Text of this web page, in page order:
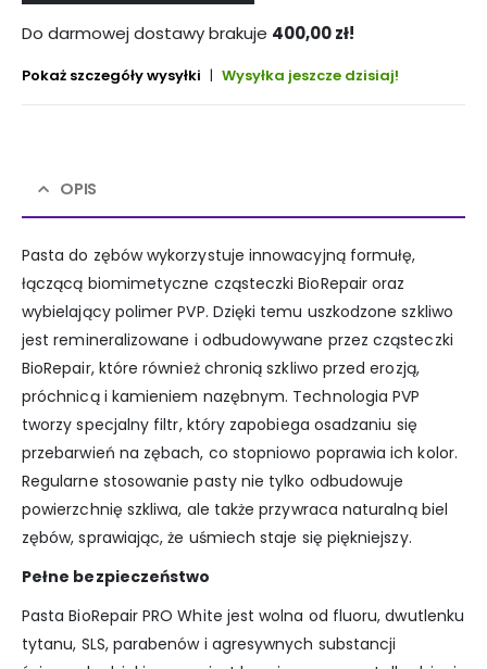
Do darmowej dostawy brakuje 400,00zł!
Pokaż szczegóły wysyłki | Wysyłka jeszcze dzisiaj!
OPIS
Pasta do zębów wykorzystuje innowacyjną formułę,
łączącą biomimetyczne cząsteczki BioRepair oraz
wybielający polimer PVP. Dzięki temu uszkodzone szkliwo
jest remineralizowane i odbudowywane przez cząsteczki
BioRepair, które również chronią szkliwo przed erozją,
próchnicą i kamieniem nazębnym. Technologia PVP
tworzy specjalny filtr, który zapobiega osadzaniu się
przebarwień na zębach, co stopniowo poprawia ich kolor.
Regularne stosowanie pasty nie tylko odbudowuje
powierzchnię szkliwa, ale także przywraca naturalną biel
zębów, sprawiając, że uśmiech staje się piękniejszy.
Pełne bezpieczeństwo
Pasta BioRepair PRO White jest wolna od fluoru, dwutlenku
tytanu, SLS, parabenów i agresywnych substancji